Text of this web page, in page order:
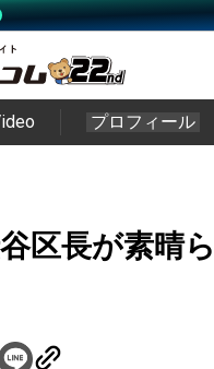
プロフィール
区長が素晴